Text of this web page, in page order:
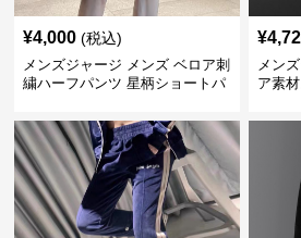
¥4,000 (税込)
メンズジャージ メンズ ベロア刺
繍ハーフパンツ 星柄ショートパ
¥
メン
ア素